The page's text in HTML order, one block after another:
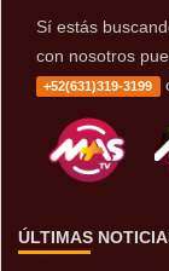
Sí estás
con nosotros
+52(631)319-3199
ÚLTIMAS